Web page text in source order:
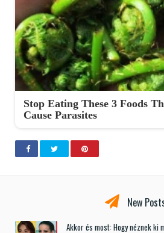
Stop Eating These 3 Foods
Cause Parasites
New
Akkor és most: Hogy néznek ki